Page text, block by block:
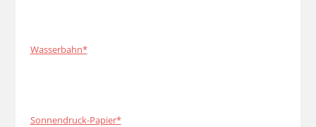
Wasserbahn*
Sonnendruck-Papier*